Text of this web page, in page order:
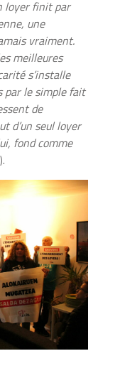
loyer finit par
une
vraiment.
meilleures
s’installe
par le simple fait
de
d’un seul loyer
fond comme